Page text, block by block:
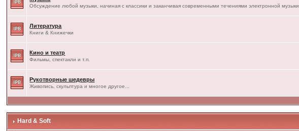
Обсуждение любой музыки, начиная с классики и заканчивая современными течениями электронной музыки
Литература
Книги & Книжечки
Кино и театр
Фильмы, спектакли и т.п.
Рукотворные шедевры
Живопись, скульптура и многое другое...
Hard & Soft